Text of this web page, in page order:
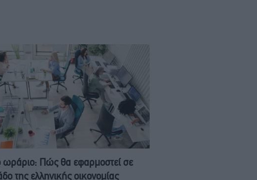
ωράριο: Πώς θα εφαρμοστεί σε
της ελληνικής οικονομίας